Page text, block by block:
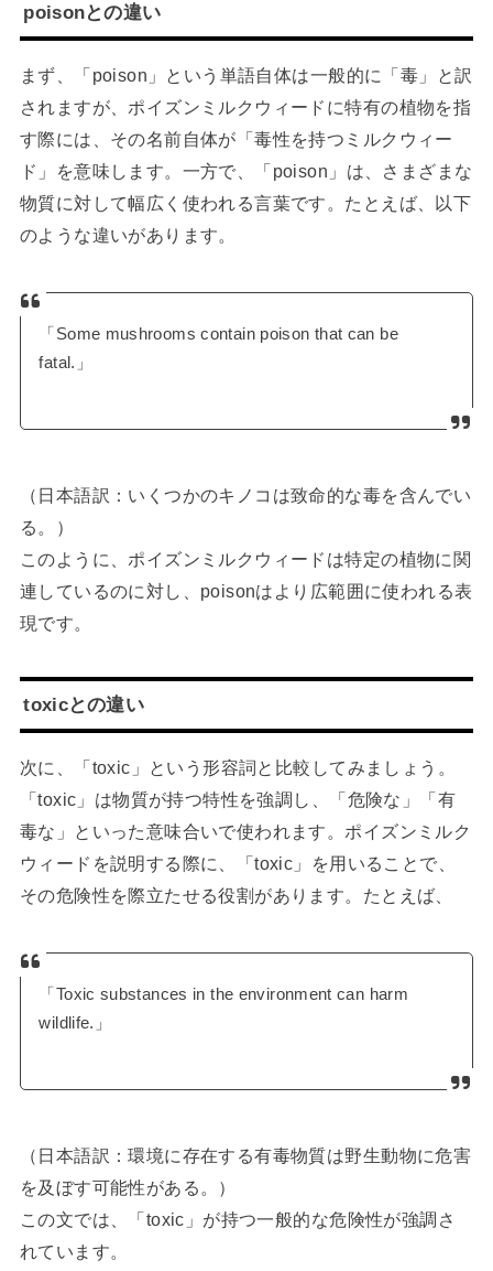
poisonとの違い
まず、「poison」という単語自体は一般的に「毒」と訳
されますが、ポイズンミルクウィードに特有の植物を指
す際には、その名前自体が「毒性を持つミルクウィー
ド」を意味します。一方で、「poison」は、さまざまな
物質に対して幅広く使われる言葉です。たとえば、以下
のような違いがあります。
「Some mushrooms contain poison that can be
fatal.」
（日本語訳：いくつかのキノコは致命的な毒を含んでい
る。）
このように、ポイズンミルクウィードは特定の植物に関
連しているのに対し、poisonはより広範囲に使われる表
現です。
toxicとの違い
次に、「toxic」という形容詞と比較してみましょう。
「toxic」は物質が持つ特性を強調し、「危険な」「有
毒な」といった意味合いで使われます。ポイズンミルク
ウィードを説明する際に、「toxic」を用いることで、
その危険性を際立たせる役割があります。たとえば、
「Toxic substances in the environment can harm
wildlife.」
（日本語訳：環境に存在する有毒物質は野生動物に危害
を及ぼす可能性がある。）
この文では、「toxic」が持つ一般的な危険性が強調さ
れています。